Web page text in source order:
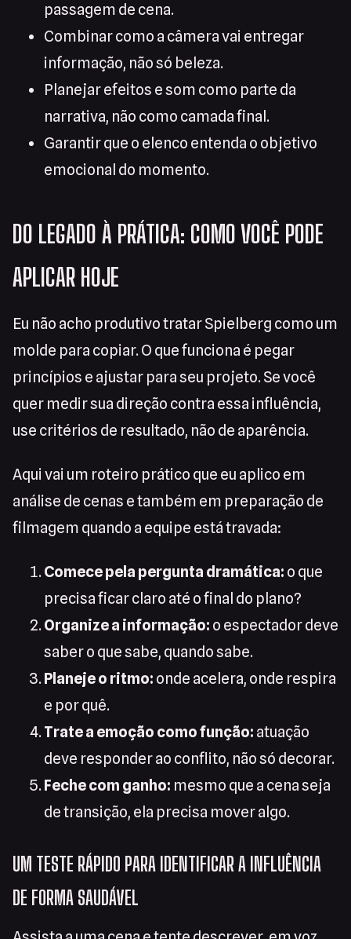
passagem de cena.
Combinar como a câmera vai entregar
informação, não só beleza.
Planejar efeitos e som como parte da
narrativa, não como camada final.
Garantir que o elenco entenda o objetivo
emocional do momento.
DO LEGADO À PRÁTICA: COMO VOCÊ PODE
APLICAR HOJE
Eu não acho produtivo tratar Spielberg como um
molde para copiar. O que funciona é pegar
princípios e ajustar para seu projeto. Se você
quer medir sua direção contra essa influência,
use critérios de resultado, não de aparência.
Aqui vai um roteiro prático que eu aplico em
análise de cenas e também em preparação de
filmagem quando a equipe está travada:
Comece pela pergunta dramática: o que
precisa ficar claro até o final do plano?
Organize a informação: o espectador deve
saber o que sabe, quando sabe.
Planeje o ritmo: onde acelera, onde respira
e por quê.
Trate a emoção como função: atuação
deve responder ao conflito, não só decorar.
Feche com ganho: mesmo que a cena seja
de transição, ela precisa mover algo.
UM TESTE RÁPIDO PARA IDENTIFICAR A INFLUÊNCIA
DE FORMA SAUDÁVEL